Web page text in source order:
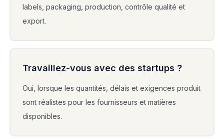
labels, packaging, production, contrôle qualité et
export.
Travaillez-vous avec des startups ?
Oui, lorsque les quantités, délais et exigences produit
sont réalistes pour les fournisseurs et matières
disponibles.